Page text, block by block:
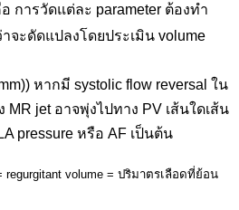
การวัดแต่ละ parameter ต้องทำ
จะดัดแปลงโดยประเมิน volume
หากมี systolic flow reversal ใน
jet อาจพุ่งไปทาง PV เส้นใดเส้น
pressure หรือ AF เป็นต้น
volume = ปริมาตรเลือดที่ย้อน